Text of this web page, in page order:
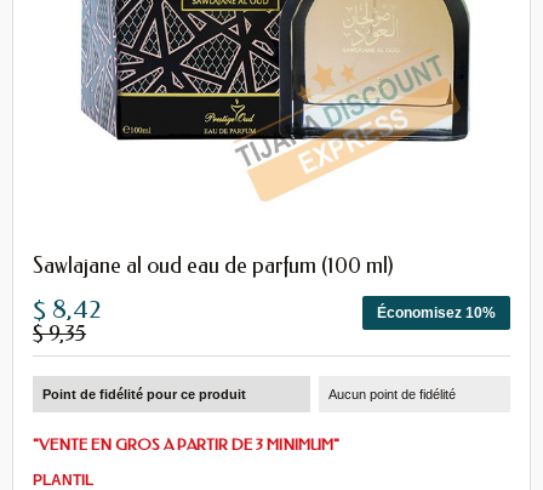
Sawlajane al oud eau de parfum (100 ml)
Économisez 10%
$ 8,42
$ 9,35
Point de fidélité pour ce produit Aucun point de fidélité
"VENTE EN GROS A PARTIR DE 3 MINIMUM"
PLANTIL